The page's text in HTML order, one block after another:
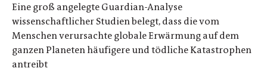
Eine groß angelegte Guardian-Analyse
wissenschaftlicher Studien belegt, dass die vom
Menschen verursachte globale Erwärmung auf dem
ganzen Planeten häufigere und tödliche Katastrophen
antreibt